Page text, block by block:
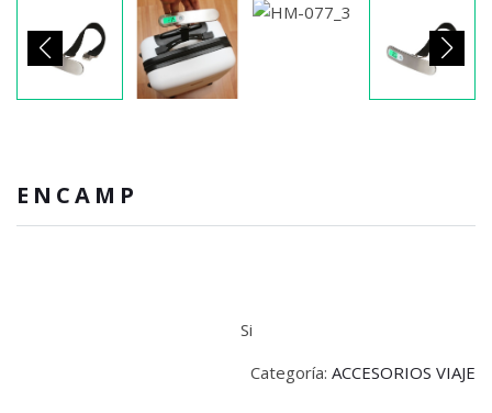
ENCAMP
Si
Categoría: ACCESORIOS VIAJE